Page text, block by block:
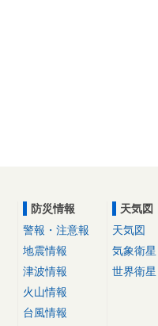
防災情報
警報・注意報
地震情報
津波情報
火山情報
台風情報
天気図
天気図
気象衛星
世界衛星